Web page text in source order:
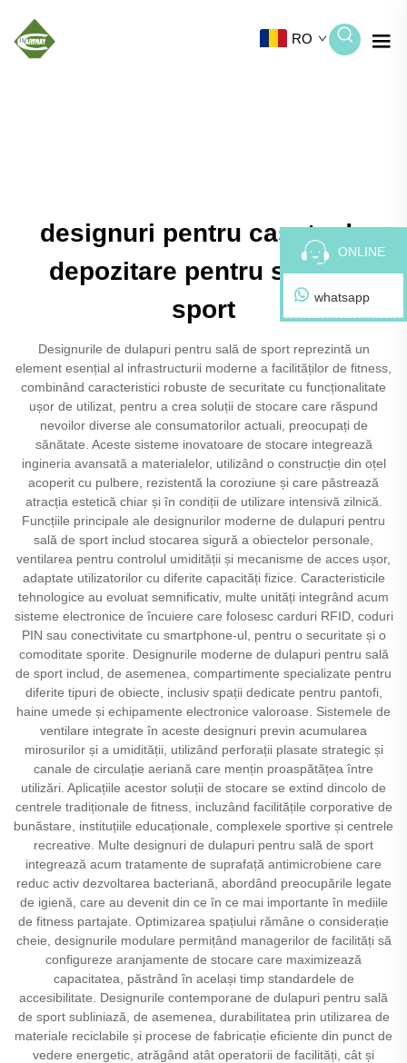
RO
designuri pentru casete de
depozitare pentru sală de
sport
Designurile de dulapuri pentru sală de sport reprezintă un
element esențial al infrastructurii moderne a facilităților de fitness,
combinând caracteristici robuste de securitate cu funcționalitate
ușor de utilizat, pentru a crea soluții de stocare care răspund
nevoilor diverse ale consumatorilor actuali, preocupați de
sănătate. Aceste sisteme inovatoare de stocare integrează
ingineria avansată a materialelor, utilizând o construcție din oțel
acoperit cu pulbere, rezistentă la coroziune și care păstrează
atracția estetică chiar și în condiții de utilizare intensivă zilnică.
Funcțiile principale ale designurilor moderne de dulapuri pentru
sală de sport includ stocarea sigură a obiectelor personale,
ventilarea pentru controlul umidității și mecanisme de acces ușor,
adaptate utilizatorilor cu diferite capacități fizice. Caracteristicile
tehnologice au evoluat semnificativ, multe unități integrând acum
sisteme electronice de încuiere care folosesc carduri RFID, coduri
PIN sau conectivitate cu smartphone-ul, pentru o securitate și o
comoditate sporite. Designurile moderne de dulapuri pentru sală
de sport includ, de asemenea, compartimente specializate pentru
diferite tipuri de obiecte, inclusiv spații dedicate pentru pantofi,
haine umede și echipamente electronice valoroase. Sistemele de
ventilare integrate în aceste designuri previn acumularea
mirosurilor și a umidității, utilizând perforații plasate strategic și
canale de circulație aeriană care mențin proaspătățea între
utilizări. Aplicațiile acestor soluții de stocare se extind dincolo de
centrele tradiționale de fitness, incluzând facilitățile corporative de
bunăstare, instituțiile educaționale, complexele sportive și centrele
recreative. Multe designuri de dulapuri pentru sală de sport
integrează acum tratamente de suprafață antimicrobiene care
reduc activ dezvoltarea bacteriană, abordând preocupările legate
de igienă, care au devenit din ce în ce mai importante în mediile
de fitness partajate. Optimizarea spațiului rămâne o considerație
cheie, designurile modulare permițând managerilor de facilități să
configureze aranjamente de stocare care maximizează
capacitatea, păstrând în același timp standardele de
accesibilitate. Designurile contemporane de dulapuri pentru sală
de sport subliniază, de asemenea, durabilitatea prin utilizarea de
materiale reciclabile și procese de fabricație eficiente din punct de
vedere energetic, atrăgând atât operatorii de facilități, cât și
ONLINE
whatsapp